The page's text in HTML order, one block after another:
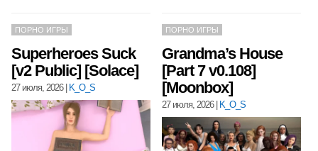
ПОРНО ИГРЫ
Superheroes Suck
[v2 Public] [Solace]
27 июля, 2026| K_O_S
ПОРНО ИГРЫ
Grandma’s House
[Part 7 v0.108]
[Moonbox]
27 июля, 2026| K_O_S